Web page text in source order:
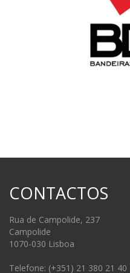
CONTACTOS
Rua de Campolide, 237
Campolide
1070-030 Lisboa
Telefone: (+351) 21 380 21 40